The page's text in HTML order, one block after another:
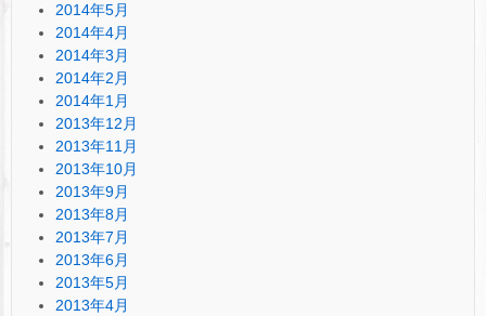
2014年5月
2014年4月
2014年3月
2014年2月
2014年1月
2013年12月
2013年11月
2013年10月
2013年9月
2013年8月
2013年7月
2013年6月
2013年5月
2013年4月